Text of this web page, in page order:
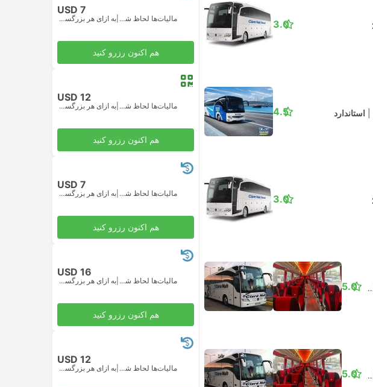
3.0
USD 7
مالیات‌ها لحاظ شده | به ازای هر بزرگسال
هم اکنون رزرو کنید
استاندارد 4.5
USD 12
مالیات‌ها لحاظ شده | به ازای هر بزرگسال
هم اکنون رزرو کنید
3.0
USD 7
مالیات‌ها لحاظ شده | به ازای هر بزرگسال
هم اکنون رزرو کنید
5.0
USD 16
مالیات‌ها لحاظ شده | به ازای هر بزرگسال
هم اکنون رزرو کنید
5.0
USD 12
مالیات‌ها لحاظ شده | به ازای هر بزرگسال